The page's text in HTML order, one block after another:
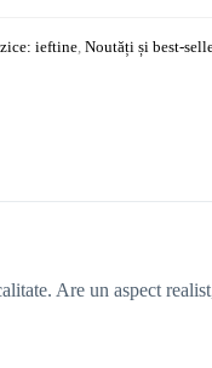
ieftine Noutăți și best-
Are un aspect